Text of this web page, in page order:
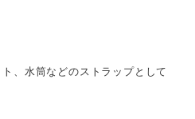
、水筒などのストラップとして